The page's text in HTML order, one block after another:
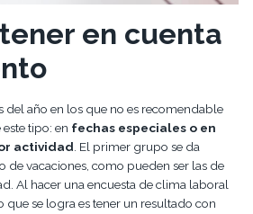
en cuenta
del año en los que no es recomendable
tipo: en fechas especiales o en
actividad . El primer grupo se da
de vacaciones, como pueden ser las de
Al hacer una encuesta de clima laboral
que se logra es tener un resultado con